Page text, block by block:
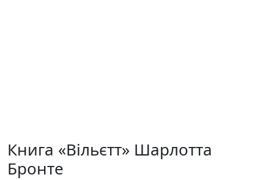
Книга «Вільєтт» Шарлотта
Бронте